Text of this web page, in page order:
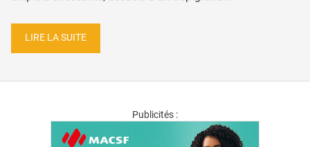
LIRE LA SUITE
Publicités :